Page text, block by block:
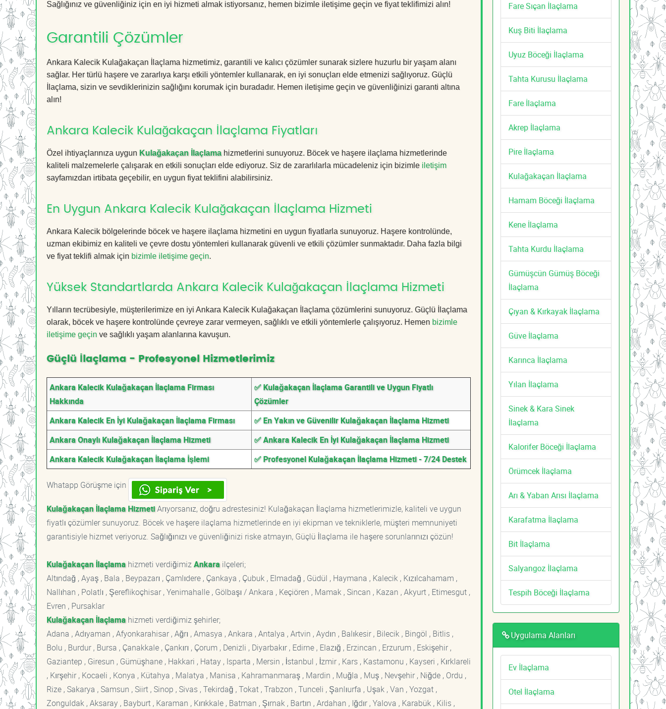
Sağlığınız ve güvenliğiniz için en iyi hizmeti almak istiyorsanız, hemen bizimle iletişime geçin ve fiyat teklifimizi alın!
Garantili Çözümler
Ankara Kalecik Kulağakaçan İlaçlama hizmetimiz, garantili ve kalıcı çözümler sunarak sizlere huzurlu bir yaşam alanı
sağlar. Her türlü haşere ve zararlıya karşı etkili yöntemler kullanarak, en iyi sonuçları elde etmenizi sağlıyoruz. Güçlü
İlaçlama, sizin ve sevdiklerinizin sağlığını korumak için buradadır. Hemen iletişime geçin ve güvenliğinizi garanti altına
alın!
Ankara Kalecik Kulağakaçan İlaçlama Fiyatları
Özel ihtiyaçlarınıza uygun Kulağakaçan İlaçlamahizmetlerini sunuyoruz. Böcek ve haşere ilaçlama hizmetlerinde
kaliteli malzemelerle çalışarak en etkili sonuçları elde ediyoruz. Siz de zararlılarla mücadeleniz için bizimle iletişim
sayfamızdan irtibata geçebilir, en uygun fiyat teklifini alabilirsiniz.
En Uygun Ankara Kalecik Kulağakaçan İlaçlama Hizmeti
Ankara Kalecik bölgelerinde böcek ve haşere ilaçlama hizmetini en uygun fiyatlarla sunuyoruz. Haşere kontrolünde,
uzman ekibimiz en kaliteli ve çevre dostu yöntemleri kullanarak güvenli ve etkili çözümler sunmaktadır. Daha fazla bilgi
ve fiyat teklifi almak için bizimle iletişime geçin.
Yüksek Standartlarda Ankara Kalecik Kulağakaçan İlaçlama Hizmeti
Yılların tecrübesiyle, müşterilerimize en iyi Ankara Kalecik Kulağakaçan İlaçlama çözümlerini sunuyoruz. Güçlü İlaçlama
olarak, böcek ve haşere kontrolünde çevreye zarar vermeyen, sağlıklı ve etkili yöntemlerle çalışıyoruz. Hemen bizimle
iletişime geçin ve sağlıklı yaşam alanlarına kavuşun.
Güçlü İlaçlama - Profesyonel Hizmetlerimiz
Ankara Kalecik Kulağakaçan İlaçlama Firması
Hakkında
✅ Kulağakaçan İlaçlama Garantili ve Uygun Fiyatlı
Çözümler
Ankara Kalecik En İyi Kulağakaçan İlaçlama Firması
✅ En Yakın ve Güvenilir Kulağakaçan İlaçlama Hizmeti
Ankara Onaylı Kulağakaçan İlaçlama Hizmeti
✅ Ankara Kalecik En İyi Kulağakaçan İlaçlama Hizmeti
Ankara Kalecik Kulağakaçan İlaçlama İşlemi
✅ Profesyonel Kulağakaçan İlaçlama Hizmeti - 7/24 Destek
Whatapp Görüşme için
Kulağakaçan İlaçlama HizmetiArıyorsanız, doğru adrestesiniz! Kulağakaçan İlaçlama hizmetlerimizle, kaliteli ve uygun
fiyatlı çözümler sunuyoruz. Böcek ve haşere ilaçlama hizmetlerinde en iyi ekipman ve tekniklerle, müşteri memnuniyeti
garantisiyle hizmet veriyoruz. Sağlığınızı ve güvenliğinizi riske atmayın, Güçlü İlaçlama ile haşere sorunlarınızı çözün!
Kulağakaçan İlaçlama hizmeti verdiğimizAnkara ilçeleri;
Altındağ , Ayaş , Bala , Beypazarı , Çamlıdere , Çankaya , Çubuk , Elmadağ , Güdül , Haymana , Kalecik , Kızılcahamam ,
Nallıhan , Polatlı , Şereflikoçhisar , Yenimahalle , Gölbaşı / Ankara , Keçiören , Mamak , Sincan , Kazan , Akyurt , Etimesgut ,
Evren , Pursaklar
Kulağakaçan İlaçlama hizmeti verdiğimiz şehirler;
Adana , Adıyaman , Afyonkarahisar , Ağrı , Amasya , Ankara , Antalya , Artvin , Aydın , Balıkesir , Bilecik , Bingöl , Bitlis ,
Bolu , Burdur , Bursa , Çanakkale , Çankırı , Çorum , Denizli , Diyarbakır , Edirne , Elazığ , Erzincan , Erzurum , Eskişehir ,
Gaziantep , Giresun , Gümüşhane , Hakkari , Hatay , Isparta , Mersin , İstanbul , İzmir , Kars , Kastamonu , Kayseri , Kırklareli
, Kırşehir , Kocaeli , Konya , Kütahya , Malatya , Manisa , Kahramanmaraş , Mardin , Muğla , Muş , Nevşehir , Niğde , Ordu ,
Rize , Sakarya , Samsun , Siirt , Sinop , Sivas , Tekirdağ , Tokat , Trabzon , Tunceli , Şanlıurfa , Uşak , Van , Yozgat ,
Zonguldak , Aksaray , Bayburt , Karaman , Kırıkkale , Batman , Şırnak , Bartın , Ardahan , Iğdır , Yalova , Karabük , Kilis ,
Fare Sıçan İlaçlama
Kuş Biti İlaçlama
Uyuz Böceği İlaçlama
Tahta Kurusu İlaçlama
Fare İlaçlama
Akrep İlaçlama
Pire İlaçlama
Kulağakaçan İlaçlama
Hamam Böceği İlaçlama
Kene İlaçlama
Tahta Kurdu İlaçlama
Gümüşcün Gümüş Böceği
İlaçlama
Çıyan & Kırkayak İlaçlama
Güve İlaçlama
Karınca İlaçlama
Yılan İlaçlama
Sinek & Kara Sinek
İlaçlama
Kalorifer Böceği İlaçlama
Örümcek İlaçlama
Arı & Yaban Arısı İlaçlama
Karafatma İlaçlama
Bit İlaçlama
Salyangoz İlaçlama
Tespih Böceği İlaçlama
Uygulama Alanları
Ev İlaçlama
Otel İlaçlama